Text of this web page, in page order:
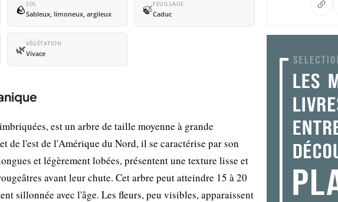
🪨SOL
Sableux, limoneux, argileux 🍃FEUILLAGE
Caduc
🌿VÉGÉTATION
Vivace
est un arbre de taille moyenne à grande
de l'est de l'Amérique du Nord, il se caractérise par son
et légèrement lobées, présentent une texture lisse et
avant leur chute. Cet arbre peut atteindre 15 à 20
sillonnée avec l'âge. Les fleurs, peu visibles, apparaissent